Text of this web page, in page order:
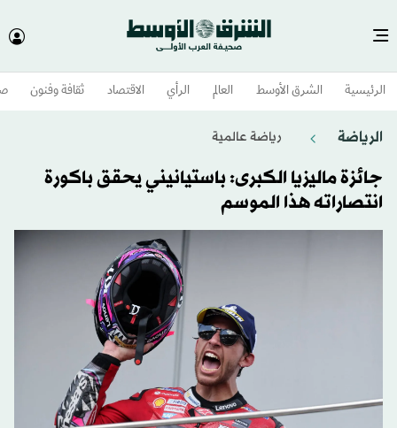
الرئيسية الشرق الأوسط​ العالم الرأي الاقتصاد ثقافة وفنون
الرياضة رياضة عالمية
جائزة ماليزيا الكبرى: باستيانيني يحقق باكورة
انتصاراته هذا الموسم